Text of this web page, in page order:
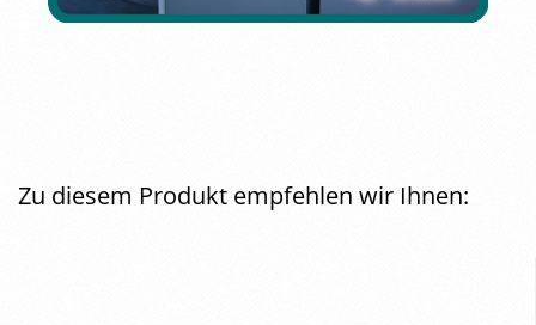
Zu diesem Produkt empfehlen wir Ihnen: